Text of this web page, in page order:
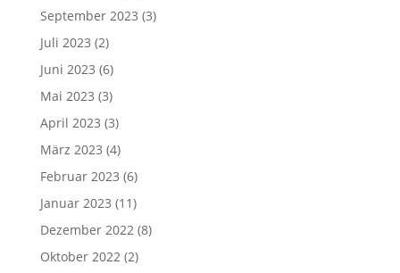
September 2023 (3)
Juli 2023 (2)
Juni 2023 (6)
Mai 2023 (3)
April 2023 (3)
März 2023 (4)
Februar 2023 (6)
Januar 2023 (11)
Dezember 2022 (8)
Oktober 2022 (2)